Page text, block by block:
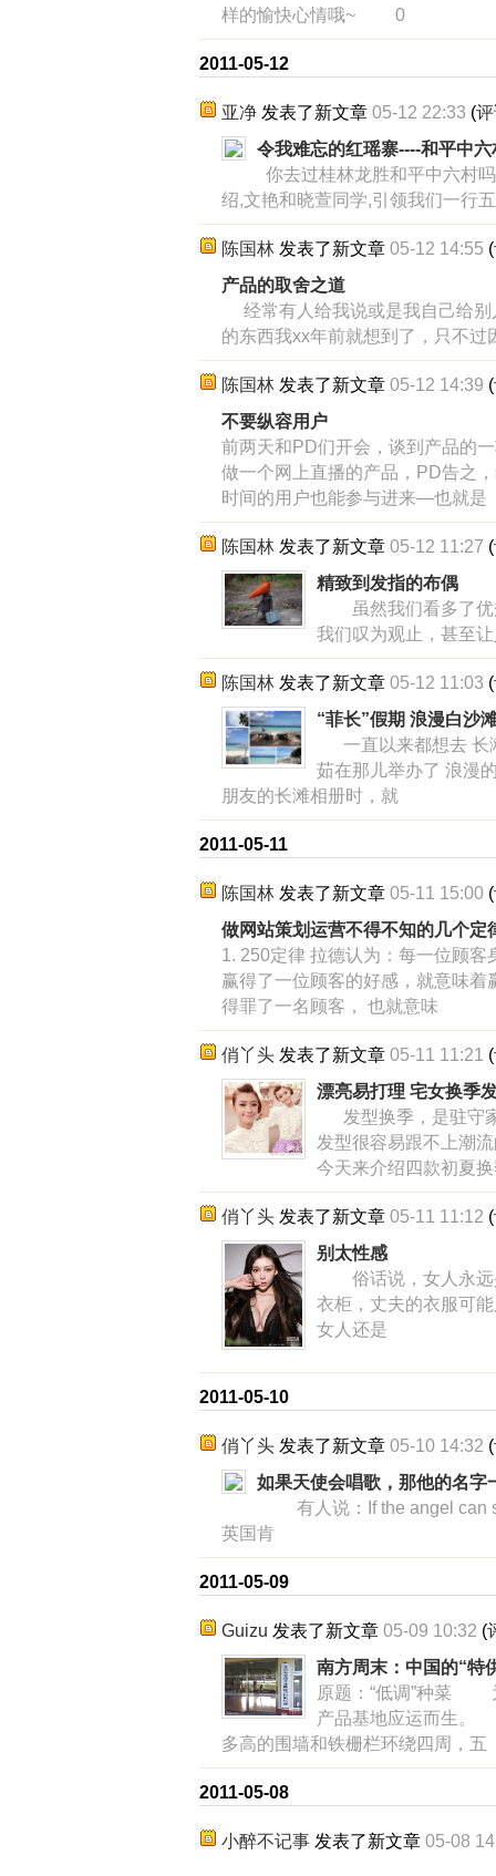
样的愉快心情哦~ 0
2011-05-12
亚净 发表了新文章 05-12 22:33 (
令我难忘的红瑶寨----和平中六
你去过桂林龙胜和平中六
绍,文艳和晓萱同学,引领我们一行
陈国林 发表了新文章 05-12 14:55 (
产品的取舍之道
经常有人给我说或是我自己给别
的东西我xx年前就想到了，只不
陈国林 发表了新文章 05-12 14:39 (
不要纵容用户
前两天和PD们开会，谈到产品的
做一个网上直播的产品，PD告之
时间的用户也能参与进来—也就是
陈国林 发表了新文章 05-12 11:27 (
精致到发指的布偶
虽然我们看多了优
我们叹为观止，甚至
陈国林 发表了新文章 05-12 11:03 (
“菲长”假期 浪漫白沙
一直以来都想去 长
茹在那儿举办了 浪漫
朋友的长滩相册时，就
2011-05-11
陈国林 发表了新文章 05-11 15:00 (
做网站策划运营不得不知的几个定
1. 250定律 拉德认为：每一位顾
赢得了一位顾客的好感，就意味
得罪了一名顾客， 也就意味
俏丫头 发表了新文章 05-11 11:21 (
漂亮易打理 宅女换季
发型换季，是驻守
发型很容易跟不上潮
今天来介绍四款初夏
俏丫头 发表了新文章 05-11 11:12 (
别太性感
俗话说，女人永远
衣柜，丈夫的衣服可
女人还是
2011-05-10
俏丫头 发表了新文章 05-10 14:32 (
如果天使会唱歌，那他的名字
有人说：If the angel can
英国肯
2011-05-09
Guizu 发表了新文章 05-09 10:32 (
南方周末：中国的“特
原题：“低调”种菜
产品基地应运而生
多高的围墙和铁栅栏环绕四周，五
2011-05-08
小醉不记事 发表了新文章 05-08